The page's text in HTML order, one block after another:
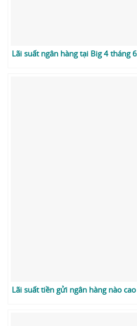
Lãi suất ngân hàng tại Big 4 tháng
Lãi suất tiền gửi ngân hàng nào